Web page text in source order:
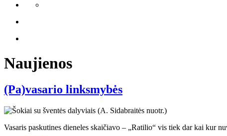
Naujienos
(Pa)vasario linksmybės
Vasaris paskutines dieneles skaičiavo – „Ratilio“ vis tiek dar kai kur